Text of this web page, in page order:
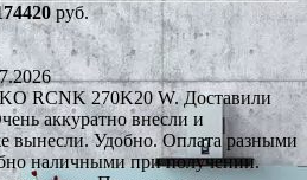
руб.
RCNK 270K20 W. Доставили
аккуратно внесли и
вынесли. Удобно. Оплата разными
наличными при получении.